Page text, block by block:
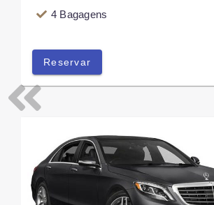
4 Bagagens
Reservar
Previous